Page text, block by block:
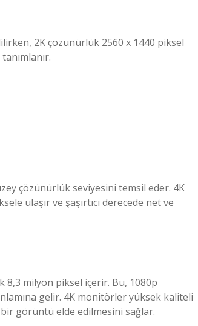
2K çözünürlük 2560 x 1440 piksel
çözünürlük seviyesini temsil eder. 4K
ulaşır ve şaşırtıcı derecede net ve
milyon piksel içerir. Bu, 1080p
gelir. 4K monitörler yüksek kaliteli
görüntü elde edilmesini sağlar.